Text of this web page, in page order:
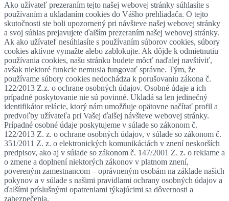
Ako užívateľ prezeraním tejto našej webovej stránky súhlasíte s
používaním a ukladaním cookies do Vášho prehliadača. O tejto
skutočnosti ste boli upozornený pri návšteve našej webovej stránky
a svoj súhlas prejavujete ďalším prezeraním našej webovej stránky.
Ak ako užívateľ nesúhlasíte s používaním súborov cookies, súbory
cookies aktívne vymažte alebo zablokujte. Ak dôjde k odmietnutiu
používania cookies, našu stránku budete môcť naďalej navštíviť,
avšak niektoré funkcie nemusia fungovať správne. Tým, že
používame súbory cookies nedochádza k porušovaniu zákona č.
122/2013 Z.z. o ochrane osobných údajov. Osobné údaje a ich
prípadné poskytovanie nie sú povinné. Ukladá sa len jedinečný
identifikátor relácie, ktorý nám umožňuje opätovne načítať profil a
predvoľby užívateľa pri Vašej ďalšej návšteve webovej stránky.
Prípadné osobné údaje poskytujeme v súlade so zákonom č.
122/2013 Z. z. o ochrane osobných údajov, v súlade so zákonom č.
351/2011 Z. z. o elektronických komunikáciách v znení neskorších
predpisov, ako aj v súlade so zákonom č. 147/2001 Z. z. o reklame a
o zmene a doplnení niektorých zákonov v platnom znení,
povereným zamestnancom – oprávneným osobám na základe našich
pokynov a v súlade s našimi pravidlami ochrany osobných údajov a
ďalšími príslušnými opatreniami týkajúcimi sa dôvernosti a
zabezpečenia.